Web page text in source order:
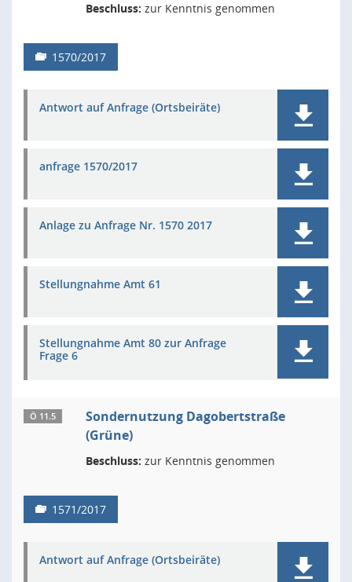
Beschluss: zur Kenntnis genommen
1570/2017
Antwort auf Anfrage (Ortsbeiräte)
anfrage 1570/2017
Anlage zu Anfrage Nr. 1570 2017
Stellungnahme Amt 61
Stellungnahme Amt 80 zur Anfrage
Frage 6
Ö 11.5
Sondernutzung Dagobertstraße
(Grüne)
Beschluss: zur Kenntnis genommen
1571/2017
Antwort auf Anfrage (Ortsbeiräte)